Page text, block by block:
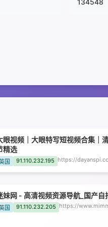
134548
眼视频｜大眼特写短视频合集｜
精选
国 91.110.232.195 https://dayanspi.cc
妹网 - 高清视频资源导航_国产自
国 91.110.232.205 https://